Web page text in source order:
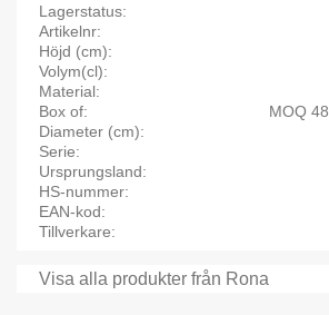
Lagerstatus
Artikelnr
Höjd (cm)
Volym(cl)
Material
Box of
MOQ
Diameter (cm)
Serie
Ursprungsland
HS-nummer
EAN-kod
Tillverkare
Visa alla produkter från Rona